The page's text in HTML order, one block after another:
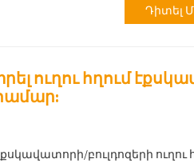
Դիտել
ուղու հղում
բուլդոզերի ուղու